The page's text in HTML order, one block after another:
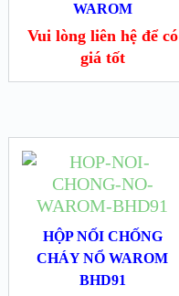
WAROM
Vui lòng liên hệ để có
giá tốt
HỘP NỐI CHỐNG
CHÁY NỔ WAROM
BHD91